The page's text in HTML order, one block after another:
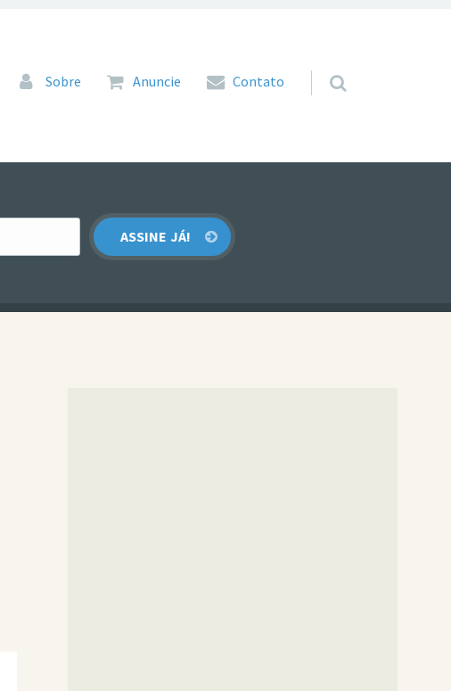
Pular para o conteúdo
Sobre Anuncie Contato